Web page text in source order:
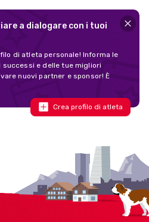
a dialogare con i tuoi
di atleta personale! Informa le
e delle tue migliori
nuovi partner e sponsor! È
Crea profilo di atleta